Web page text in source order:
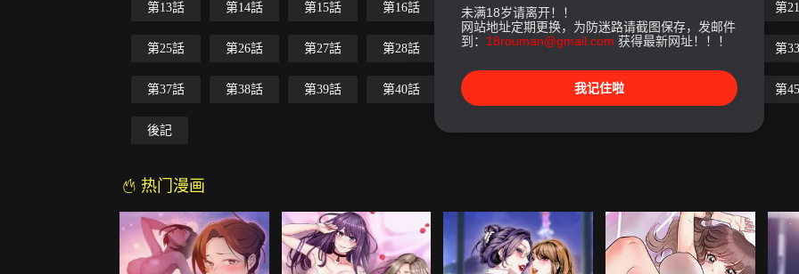
第13話 第14話 第15話 第16話 第17話 第18話 第
第25話 第26話 第27話 第28話 第29話 第30話 第31話 第32話 第
第37話 第38話 第39話 第40話 第41話 第42話 第43話 第
後記
热门漫画
未满18岁请离开！！
网站地址定期更换，为防迷路请截图保存，发邮件
到： 18rouman@gmail.com 获得最新网址！！！
我记住啦